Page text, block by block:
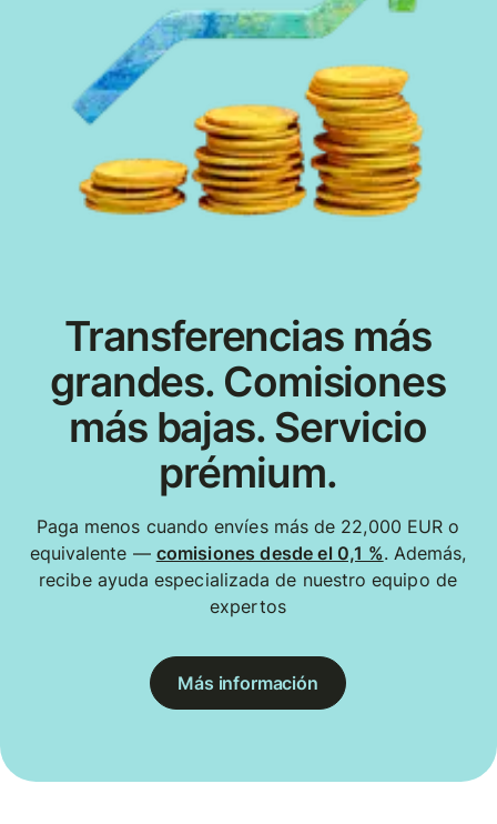
Transferencias más
grandes. Comisiones
más bajas. Servicio
prémium.
Paga menos cuando envíes más de 22,000 EUR o
equivalente — comisiones desde el 0,1 %. Además,
recibe ayuda especializada de nuestro equipo de
expertos
Más información